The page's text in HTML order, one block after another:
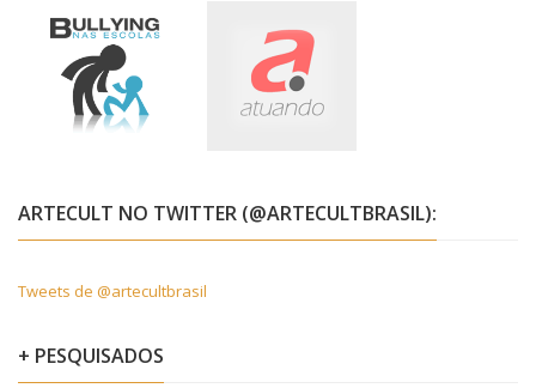
ARTECULT NO TWITTER (@ARTECULTBRASIL):
Tweets de @artecultbrasil
+ PESQUISADOS